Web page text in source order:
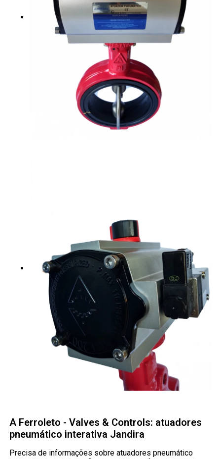
A Ferroleto - Valves & Controls: atuadores
pneumático interativa Jandira
Precisa de informações sobre atuadores pneumático